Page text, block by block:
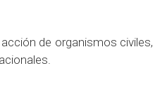
de organismos civiles,